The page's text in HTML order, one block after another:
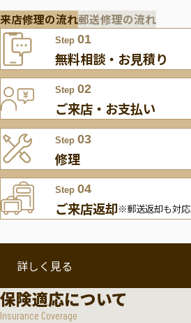
来店修理の流れ郵送修理の流れ
Step 01
無料相談・お見積り
Step 02
ご来店・お支払い
Step 03
修理
Step 04
ご来店返却※郵送返却も対応
詳しく見る
保険適応について
Insurance Coverage